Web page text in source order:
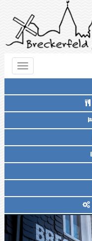
Toggle
navigation